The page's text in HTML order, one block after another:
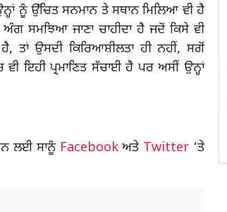
ਨੂੰ ਉੱਚਿਤ ਸਨਮਾਨ ਤੇ ਸਥਾਨ ਮਿਲਿਆ ਵੀ ਹੈ
ਸਮਝਿਆ ਜਾਣਾ ਚਾਹੀਦਾ ਹੈ ਜਦੋਂ ਕਿਸੇ ਵੀ
ਤਾਂ ਉਸਦੀ ਕਿਰਿਆਸ਼ੀਲਤਾ ਹੀ ਨਹੀਂ, ਸਗੋਂ
ਇਹੀ ਪ੍ਰਮਾਣਿਤ ਸੱਚਾਈ ਹੈ ਪਰ ਅਸੀਂ ਉਨ੍ਹਾਂ
ਲਈ ਸਾਨੂੰ Facebookਅਤੇ Twitter ‘ਤੇ